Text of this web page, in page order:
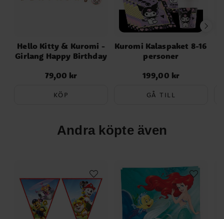
Hello Kitty & Kuromi -
Girlang Happy Birthday
Pris:79,00 kr
79,00 kr
KÖP
Kuromi Kalaspaket 8-16
personer
Pris:199,00 kr
199,00 kr
GÅ TILL
Andra köpte även